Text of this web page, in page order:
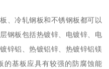
、冷轧钢板和不锈钢板都可以
钢板包括热镀锌、电镀锌、电
锌铝、热镀铝锌、热镀锌铝镁
的基板应具有较强的防腐蚀能